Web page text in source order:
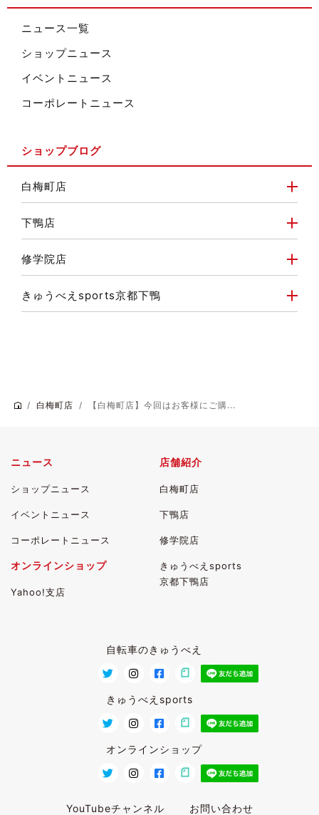
ニュース一覧
ショップニュース
イベントニュース
コーポレートニュース
ショップブログ
白梅町店
下鴨店
修学院店
きゅうべえsports京都下鴨
白梅町店 【白梅町店】今回はお客様にご購...
ニュース
ショップニュース
イベントニュース
コーポレートニュース
店舗紹介
白梅町店
下鴨店
修学院店
きゅうべえsports
京都下鴨店
オンラインショップ
Yahoo!支店
自転車のきゅうべえ
きゅうべえsports
オンラインショップ
YouTubeチャンネル お問い合わせ